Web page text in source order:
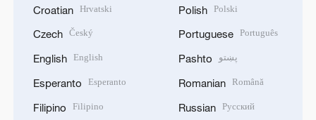
Croatian Hrvatski
Czech Český
English English
Esperanto Esperanto
Filipino Filipino
Polish Polski
Portuguese Português
Pashto پښتو
Romanian Română
Russian Русский